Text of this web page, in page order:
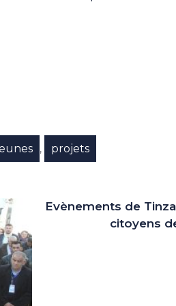
, projets
Evènements de
citoyens